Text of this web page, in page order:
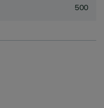
500